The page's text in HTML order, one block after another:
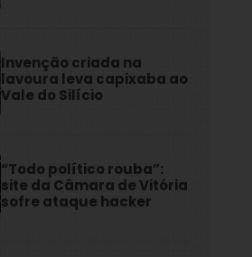
Invenção criada na
lavoura leva capixaba ao
Vale do Silício
“Todo político rouba”:
site da Câmara de Vitória
sofre ataque hacker